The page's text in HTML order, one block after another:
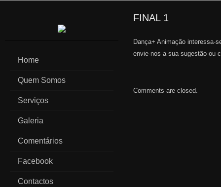
Home
Quem Somos
Serviços
Galeria
Comentários
Facebook
Contactos
FINAL 1
Dança+ Animação interessa-
envie-nos a sua sugestão ou
Comments are closed.